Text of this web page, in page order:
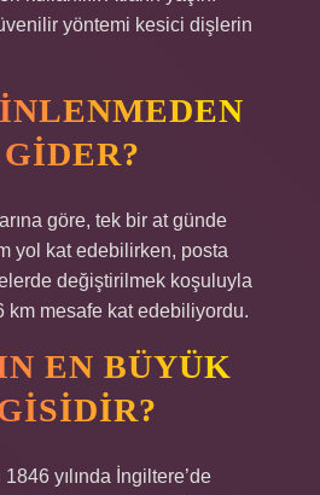
yöntemi kesici dişlerin
göre, tek bir at günde
yol kat edebilirken, posta
değiştirilmek koşuluyla
km mesafe kat edebiliyordu.
EN BÜYÜK
yılında İngiltere’de